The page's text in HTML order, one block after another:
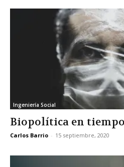
Ingeniería Social
Biopolítica en
Carlos Barrio - 15 septiembre, 2020